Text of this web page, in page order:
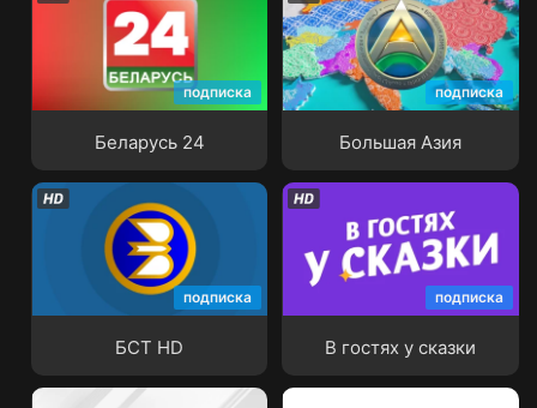
подписка
Беларусь 24
Беларусь 24
подписка
Большая Азия
Большая Азия
подписка
БСТ HD
подписка
В гостях у сказки